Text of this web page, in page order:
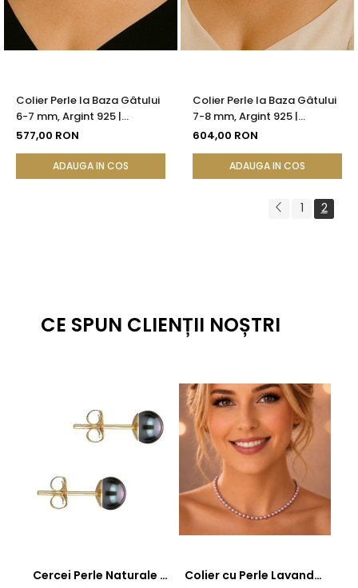
Colier Perle la Baza Gâtului
6-7 mm, Argint 925 |
KASKADDA®
577,00 RON
ADAUGA IN COS
Colier Perle la Baza Gâtului
7-8 mm, Argint 925 |
KASKADDA®
604,00 RON
ADAUGA IN COS
1 2
CE SPUN CLIENȚII NOȘTRI
Cercei Perle Naturale Negre 5-6 mm, Buton AAA, Aur 14K (aur 585), Tip Șurub | KASKADDA® Colier cu Perle Lavanda la Baza Gatului, de 4-5 mm, Perle Rare, Calitate AAA+, Aur 14K | KASKADDA®